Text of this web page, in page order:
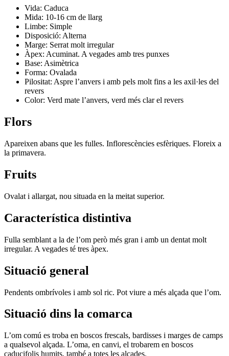
Vida: Caduca
Mida: 10-16 cm de llarg
Limbe: Simple
Disposició: Alterna
Marge: Serrat molt irregular
Àpex: Acuminat. A vegades amb tres punxes
Base: Asimètrica
Forma: Ovalada
Pilositat: Aspre l’anvers i amb pels molt fins a les axil·les del
revers
Color: Verd mate l’anvers, verd més clar el revers
Flors
Apareixen abans que les fulles. Inflorescències esfèriques. Floreix a
la primavera.
Fruits
Ovalat i allargat, nou situada en la meitat superior.
Característica distintiva
Fulla semblant a la de l’om però més gran i amb un dentat molt
irregular. A vegades té tres àpex.
Situació general
Pendents ombrívoles i amb sol ric. Pot viure a més alçada que l’om.
Situació dins la comarca
L’om comú es troba en boscos frescals, bardisses i marges de camps
a qualsevol alçada. L’oma, en canvi, el trobarem en boscos
caducifolis humits, també a totes les alçades.